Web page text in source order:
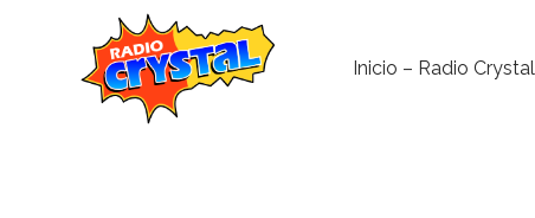
Inicio – Radio Crystal